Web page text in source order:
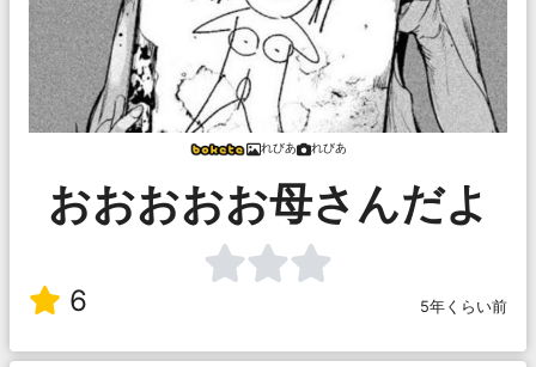
れびあ れびあ
おおおおお母さんだよ
6 5年くらい前